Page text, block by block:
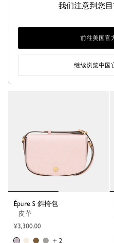
Épure S 斜挎包
- 皮革
¥3,300.00
+ 2
我们注意到您目
前往美国官
继续浏览中国